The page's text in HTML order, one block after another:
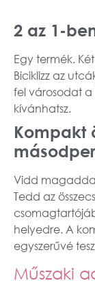
2 az 1-
Egy termék.
Biciklizz az
fel városodat
kívánhatsz.
Kompakt
Vidd
Tedd az
helyedre. A
egyszerűvé
Műszaki